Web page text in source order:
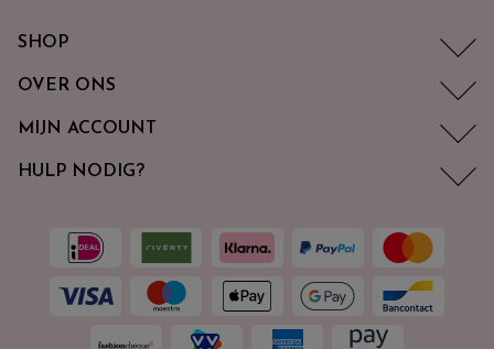
SHOP
OVER ONS
MIJN ACCOUNT
HULP NODIG?